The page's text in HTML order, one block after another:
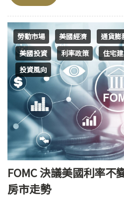
勞動市場 美國經濟 通貨膨
美國投資
利率政策 住宅
投資風向
FOMC 決議美國利率不
房市走勢